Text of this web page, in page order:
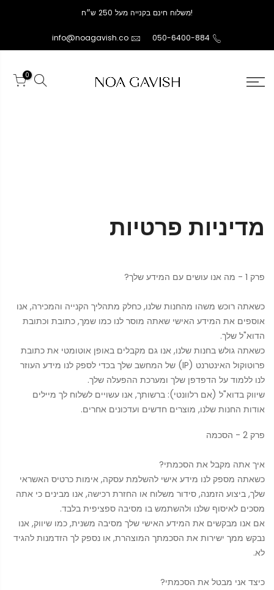
!משלוח חינם בקנייה מעל 250 ש״ח
info@noagavish.co
0
מדיניות פרטיות
פרק 1 - מה אנו עושים עם המידע שלך?
כשאתה רוכש משהו מהחנות שלנו, כחלק מתהליך הקנייה והמכירה, אנו
אוספים את המידע האישי שאתה מוסר לנו כמו שמך, כתובת וכתובת
הדוא"ל שלך.
כשאתה גולש בחנות שלנו, אנו גם מקבלים באופן אוטומטי את כתובת
פרוטוקול האינטרנט (IP) של המחשב שלך בכדי לספק לנו מידע העוזר
לנו ללמוד על הדפדפן שלך ומערכת ההפעלה שלך.
שיווק בדוא"ל (אם רלוונטי): ברשותך, אנו עשויים לשלוח לך מיילים
אודות החנות שלנו, מוצרים חדשים ועדכונים אחרים.
פרק 2 - הסכמה
איך אתה מקבל את הסכמתי?
כשאתה מספק לנו מידע אישי להשלמת עסקה, אימות כרטיס האשראי
שלך, ביצוע הזמנה, סידור משלוח או החזרת רכישה, אנו מבינים כי אתה
מסכים לאיסוף שלנו ולהשתמש בו מסיבה ספציפית בלבד.
אם אנו מבקשים את המידע האישי שלך מסיבה משנית, כמו שיווק, אנו
נבקש ממך ישירות את הסכמתך המוצהרת, או נספק לך הזדמנות להגיד
לא.
כיצד אני מבטל את הסכמתי?